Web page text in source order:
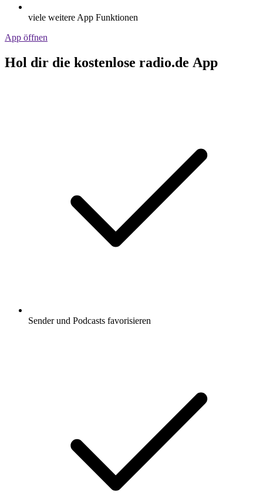
viele weitere App Funktionen
App öffnen
Hol dir die kostenlose radio.de App
Sender und Podcasts favorisieren